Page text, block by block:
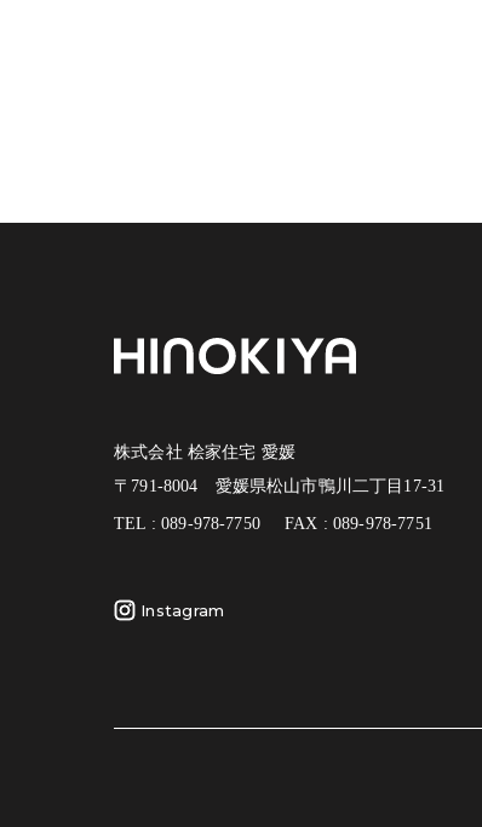
株式会社 桧家住宅 愛媛
〒791-8004 愛媛県松山市鴨川二丁目17-31
TEL : 089-978-7750 FAX : 089-978-7751
Instagram